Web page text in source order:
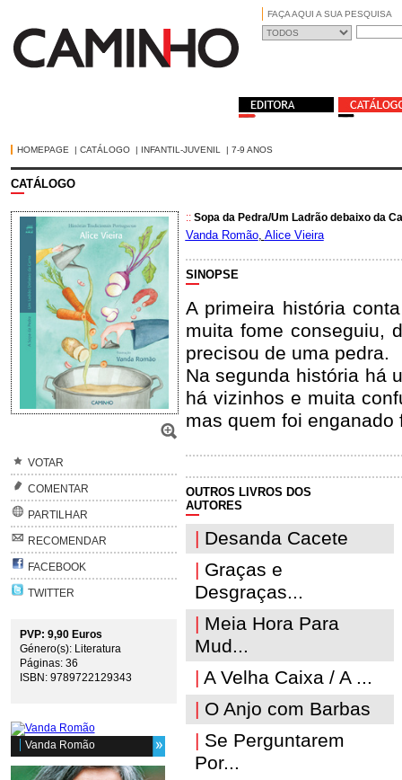
FAÇA AQUI A SUA PESQUISA
HOMEPAGE | CATÁLOGO| INFANTIL-JUVENIL | 7-9 ANOS
CATÁLOGO
VOTAR
COMENTAR
PARTILHAR
RECOMENDAR
FACEBOOK
TWITTER
PVP: 9,90 Euros
Género(s): Literatura
Páginas: 36
ISBN: 9789722129343
Vanda Romão
:: Sopa da Pedra/Um Ladrão debaixo da
Vanda Romão, Alice Vieira
SINOPSE
A primeira história
muita fome conseguiu,
precisou de uma pedra.
Na segunda história há
há vizinhos e muita
mas quem foi enganado
OUTROS LIVROS DOS
AUTORES
| Desanda Cacete
| Graças e
Desgraças...
| Meia Hora Para
Mud...
| A Velha Caixa / A ...
| O Anjo com Barbas
| Se Perguntarem
Por...